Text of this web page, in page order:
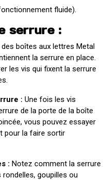
fluide).
serrure :
boîtes aux lettres Metal
la serrure en place.
les vis qui fixent la serrure
: Une fois les vis
de la porte de la boîte
vous pouvez essayer
pour la faire sortir
: Notez comment la serrure
goupilles ou